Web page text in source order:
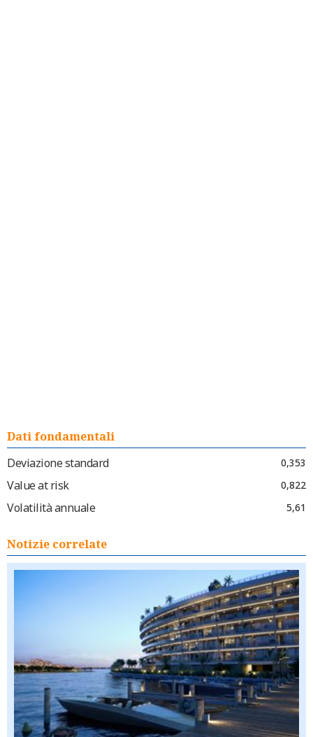
Dati fondamentali
Deviazione standard
0,353
Value at risk 0,822
Volatilità annuale 5,61
Notizie correlate